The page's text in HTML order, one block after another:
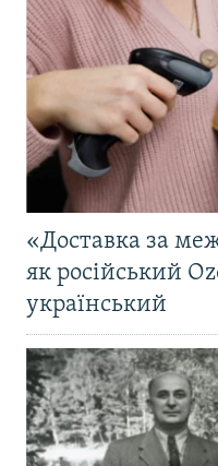
«Доставка за
як російський
український